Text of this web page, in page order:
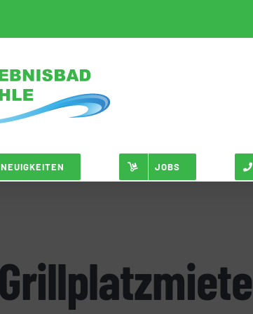
NEUIGKEITEN JOBS